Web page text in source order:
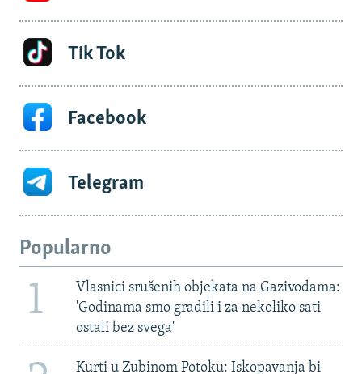
Tik Tok
Facebook
Telegram
Popularno
1
Vlasnici srušenih objekata na Gazivodama:
'Godinama smo gradili i za nekoliko sati
ostali bez svega'
Kurti u Zubinom Potoku: Iskopavanja bi